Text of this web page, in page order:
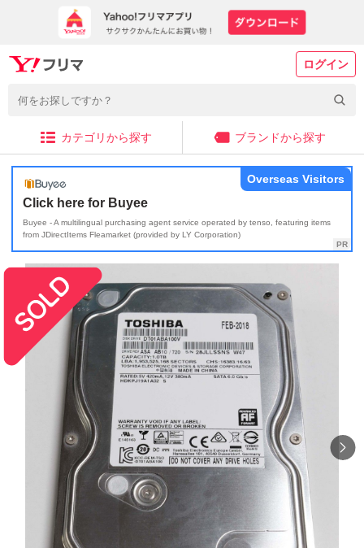
ログイン
カテゴリから探す ブランドから探す
Click here for Buyee
Buyee - A multilingual purchasing agent service operated by tenso, featuring items
from JDirectItems Fleamarket (provided by LY Corporation)
Overseas Visitors